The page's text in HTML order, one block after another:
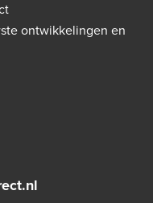
ontwikkelingen en